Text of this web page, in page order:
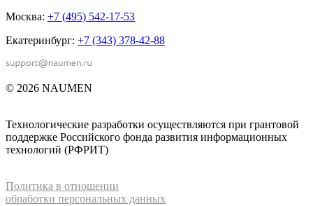
Москва: +7 (495) 542-17-53
Екатеринбург: +7 (343) 378-42-88
© 2026 NAUMEN
Технологические разработки осуществляются при грантовой
поддержке Российского фонда развития информационных
технологий (РФРИТ)
Политика в отношении
обработки персональных данных